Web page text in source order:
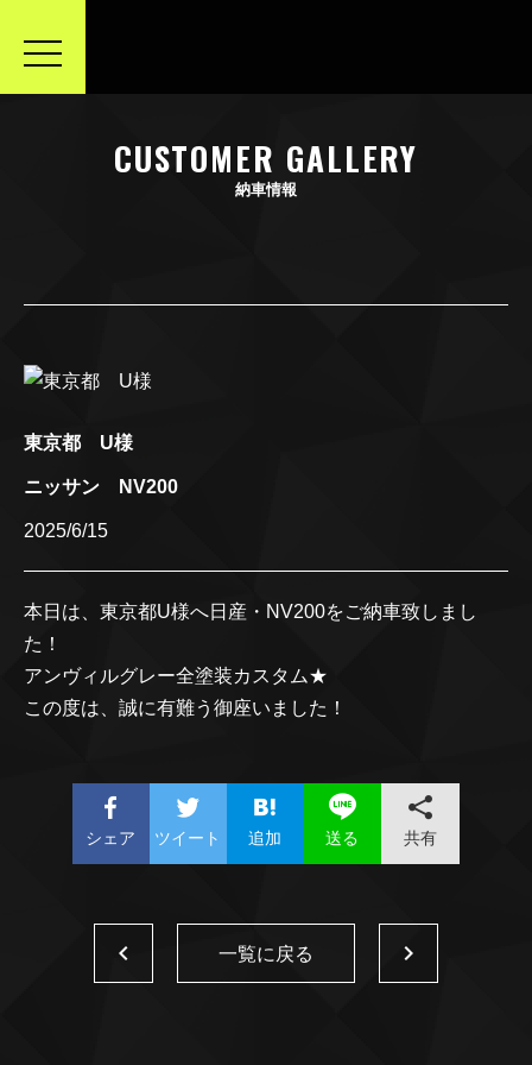
toggle
CUSTOMER GALLERY
納車情報
東京都 U様
ニッサン NV200
2025/6/15
本日は、東京都U様へ日産・NV200をご納車致しまし
た！
アンヴィルグレー全塗装カスタム★
この度は、誠に有難う御座いました！
シェア ツイート 追加 送る 共有
一覧に戻る